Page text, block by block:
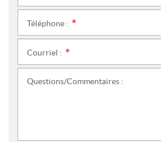
Téléphone :
Courriel :
Questions/Commentaires :